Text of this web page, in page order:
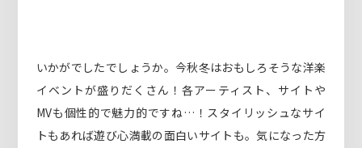
いかがでしたでしょうか。今秋冬はおもしろそうな洋楽
イベントが盛りだくさん！各アーティスト、サイトや
MVも個性的で魅力的ですね…！スタイリッシュなサイ
トもあれば遊び心満載の面白いサイトも。気になった方